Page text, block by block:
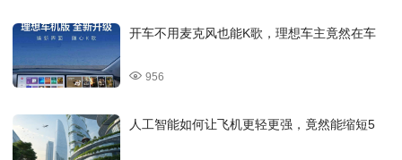
开车不用麦克风也能K歌，理想车主竟然在车
956
人工智能如何让飞机更轻更强，竟然能缩短5